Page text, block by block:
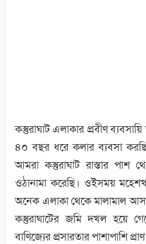
কস্তুরাঘাট এলাকার প্রবীণ
৪০ বছর ধরে কলার ব্যবসা
আমরা কস্তুরাঘাট রাস্তার পাশ
ওঠানামা করেছি। ওইসময়
অনেক এলাকা থেকে মালামাল
কস্তুরাঘাটের জমি দখল হয়ে
বাণিজ্যের প্রসারতার পাশাপাশি